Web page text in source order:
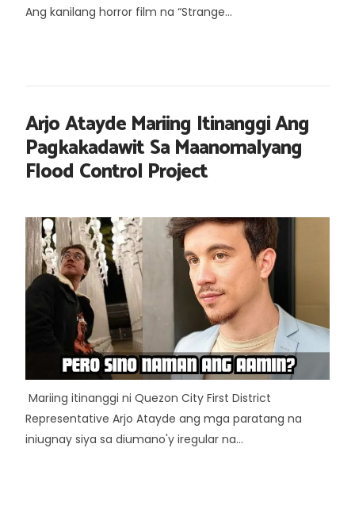
Ang kanilang horror film na “Strange...
Arjo Atayde Mariing Itinanggi Ang
Pagkakadawit Sa Maanomalyang
Flood Control Project
Mariing itinanggi ni Quezon City First District
Representative Arjo Atayde ang mga paratang na
iniugnay siya sa diumano'y iregular na...